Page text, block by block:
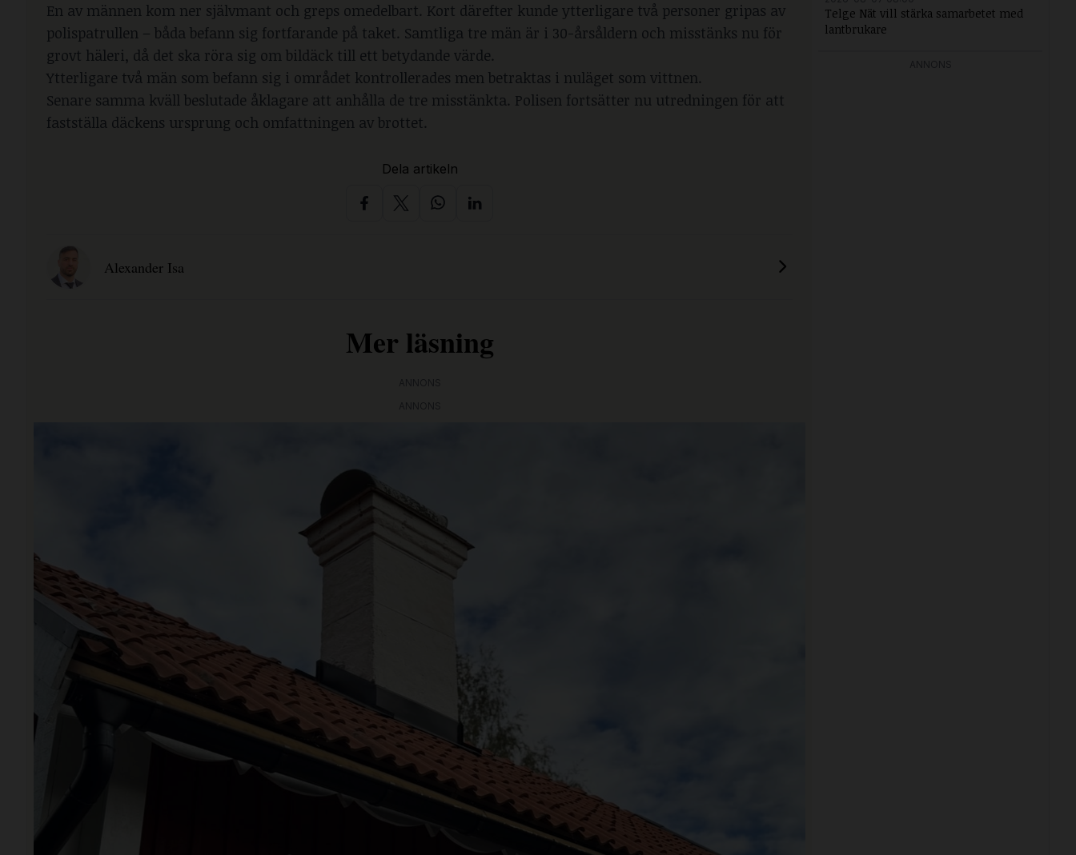
En av männen kom ner självmant och greps omedelbart. Kort därefter kunde ytterligare två personer gripas av
polispatrullen – båda befann sig fortfarande på taket. Samtliga tre män är i 30-årsåldern och misstänks nu för
grovt häleri, då det ska röra sig om bildäck till ett betydande värde.
Ytterligare två män som befann sig i området kontrollerades men betraktas i nuläget som vittnen.
Senare samma kväll beslutade åklagare att anhålla de tre misstänkta. Polisen fortsätter nu utredningen för att
fastställa däckens ursprung och omfattningen av brottet.
Dela artikeln
Alexander Isa
Mer läsning
Telge Nät vill stärka samarbetet med
lantbrukare